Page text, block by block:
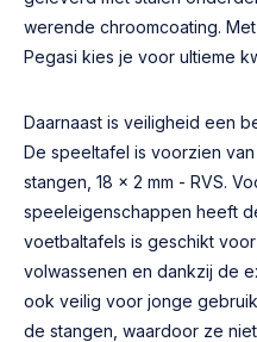
werende chroomcoating.
Pegasi kies je voor ultieme
Daarnaast is veiligheid een
De speeltafel is voorzien
stangen, 18 x 2 mm - RVS.
speeleigenschappen heeft
voetbaltafels is geschikt
volwassenen en dankzij de
ook veilig voor jonge
de stangen, waardoor ze